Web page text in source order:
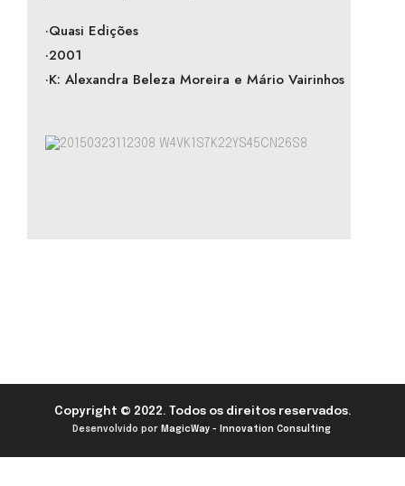
·Quasi Edições
·2001
·K: Alexandra Beleza Moreira e Mário Vairinhos
Copyright © 2022. Todos os direitos reservados.
Desenvolvido por MagicWay - Innovation Consulting